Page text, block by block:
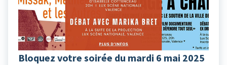
Bloquez votre soirée du mardi 6 mai 2025